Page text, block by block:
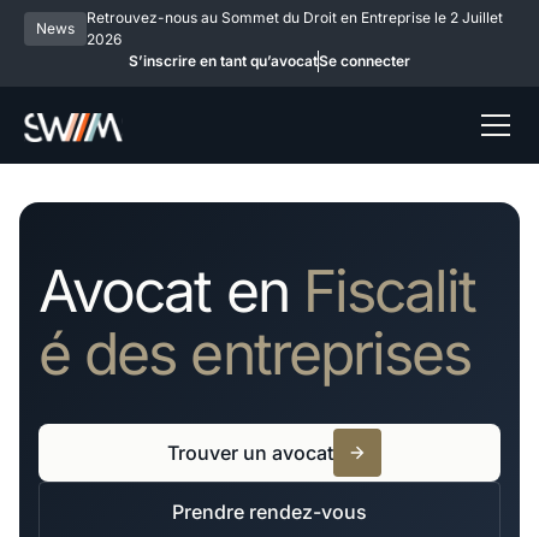
News
Retrouvez-nous au Sommet du Droit en Entreprise le 2 Juillet
2026
S’inscrire en tant qu’avocatSe connecter
Avocat en Fiscalit
é des entreprises
Trouver un avocat
Prendre rendez-vous